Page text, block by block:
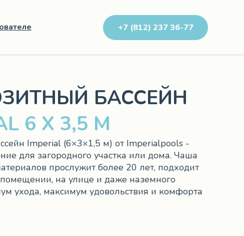
+7 (812) 237 36-77
БАССЕЙН
6 Х 3,5 М
Imperial (6×3×1,5 м) от Imperialpools -
для загородного участка или дома. Чаша
прослужит более 20 лет, подходит
на улице и даже наземного
ухода, максимум удовольствия и комфорта